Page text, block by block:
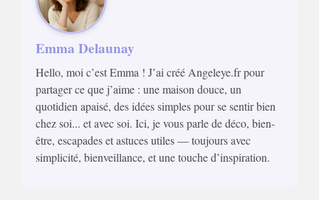
Emma Delaunay
Hello, moi c’est Emma ! J’ai créé Angeleye.fr pour
partager ce que j’aime : une maison douce, un
quotidien apaisé, des idées simples pour se sentir bien
chez soi... et avec soi. Ici, je vous parle de déco, bien-
être, escapades et astuces utiles — toujours avec
simplicité, bienveillance, et une touche d’inspiration.